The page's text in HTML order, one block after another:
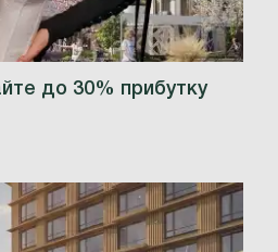
до 30% прибутку